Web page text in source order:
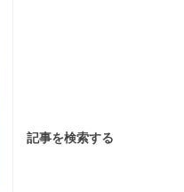
記事を検索する